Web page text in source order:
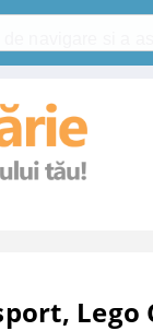
navigare si a